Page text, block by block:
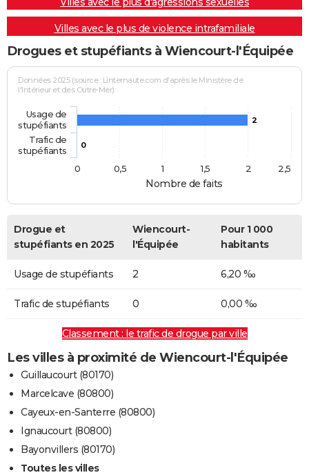
Villes avec le plus de violence intrafamiliale
Drogues et stupéfiants à Wiencourt-l'Équipée
Nombre de faits
Données 2025 (source : Linternaute.com d'après le Ministère de
l'Intérieur et des Outre-Mer)
2
0
Usage de
stupéfiants
Trafic de
stupéfiants
0
0,5 1 1,5 2 2,5
Drogue et
stupéfiants en 2025
Wiencourt-
l'Équipée
Pour 1 000
habitants
Usage de stupéfiants 2 6,20 ‰
Trafic de stupéfiants 0 0,00 ‰
Classement : le trafic de drogue par ville
Les villes à proximité de Wiencourt-l'Équipée
Guillaucourt (80170)
Marcelcave (80800)
Cayeux-en-Santerre (80800)
Ignaucourt (80800)
Bayonvillers (80170)
Toutes les villes